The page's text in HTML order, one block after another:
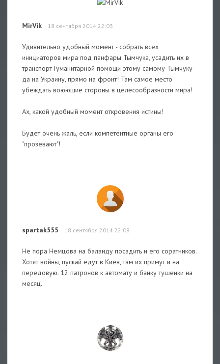
MirVik 18 сентября 2014 22:03
Удивительно удобный момент - собрать всех
инициаторов мира под панфары Тымчука, усадить их в
транспорт Гуманитарной помощи этому самому Тымчуку -
да на Украину, прямо на фронт! Там самое место
убеждать воюющие стороны в целесообразности мира!
Ах, какой удобный момент откровения истины!
Будет очень жаль, если компетентные органы его
"прозевают"!
spartak555 18 сентября 2014 22:08
Не пора Немцова на баланду посадить и его соратников.
Хотят войны, пускай едут в Киев, там их примут и на
передовую. 12 патронов к автомату и банку тушенки на
месяц.